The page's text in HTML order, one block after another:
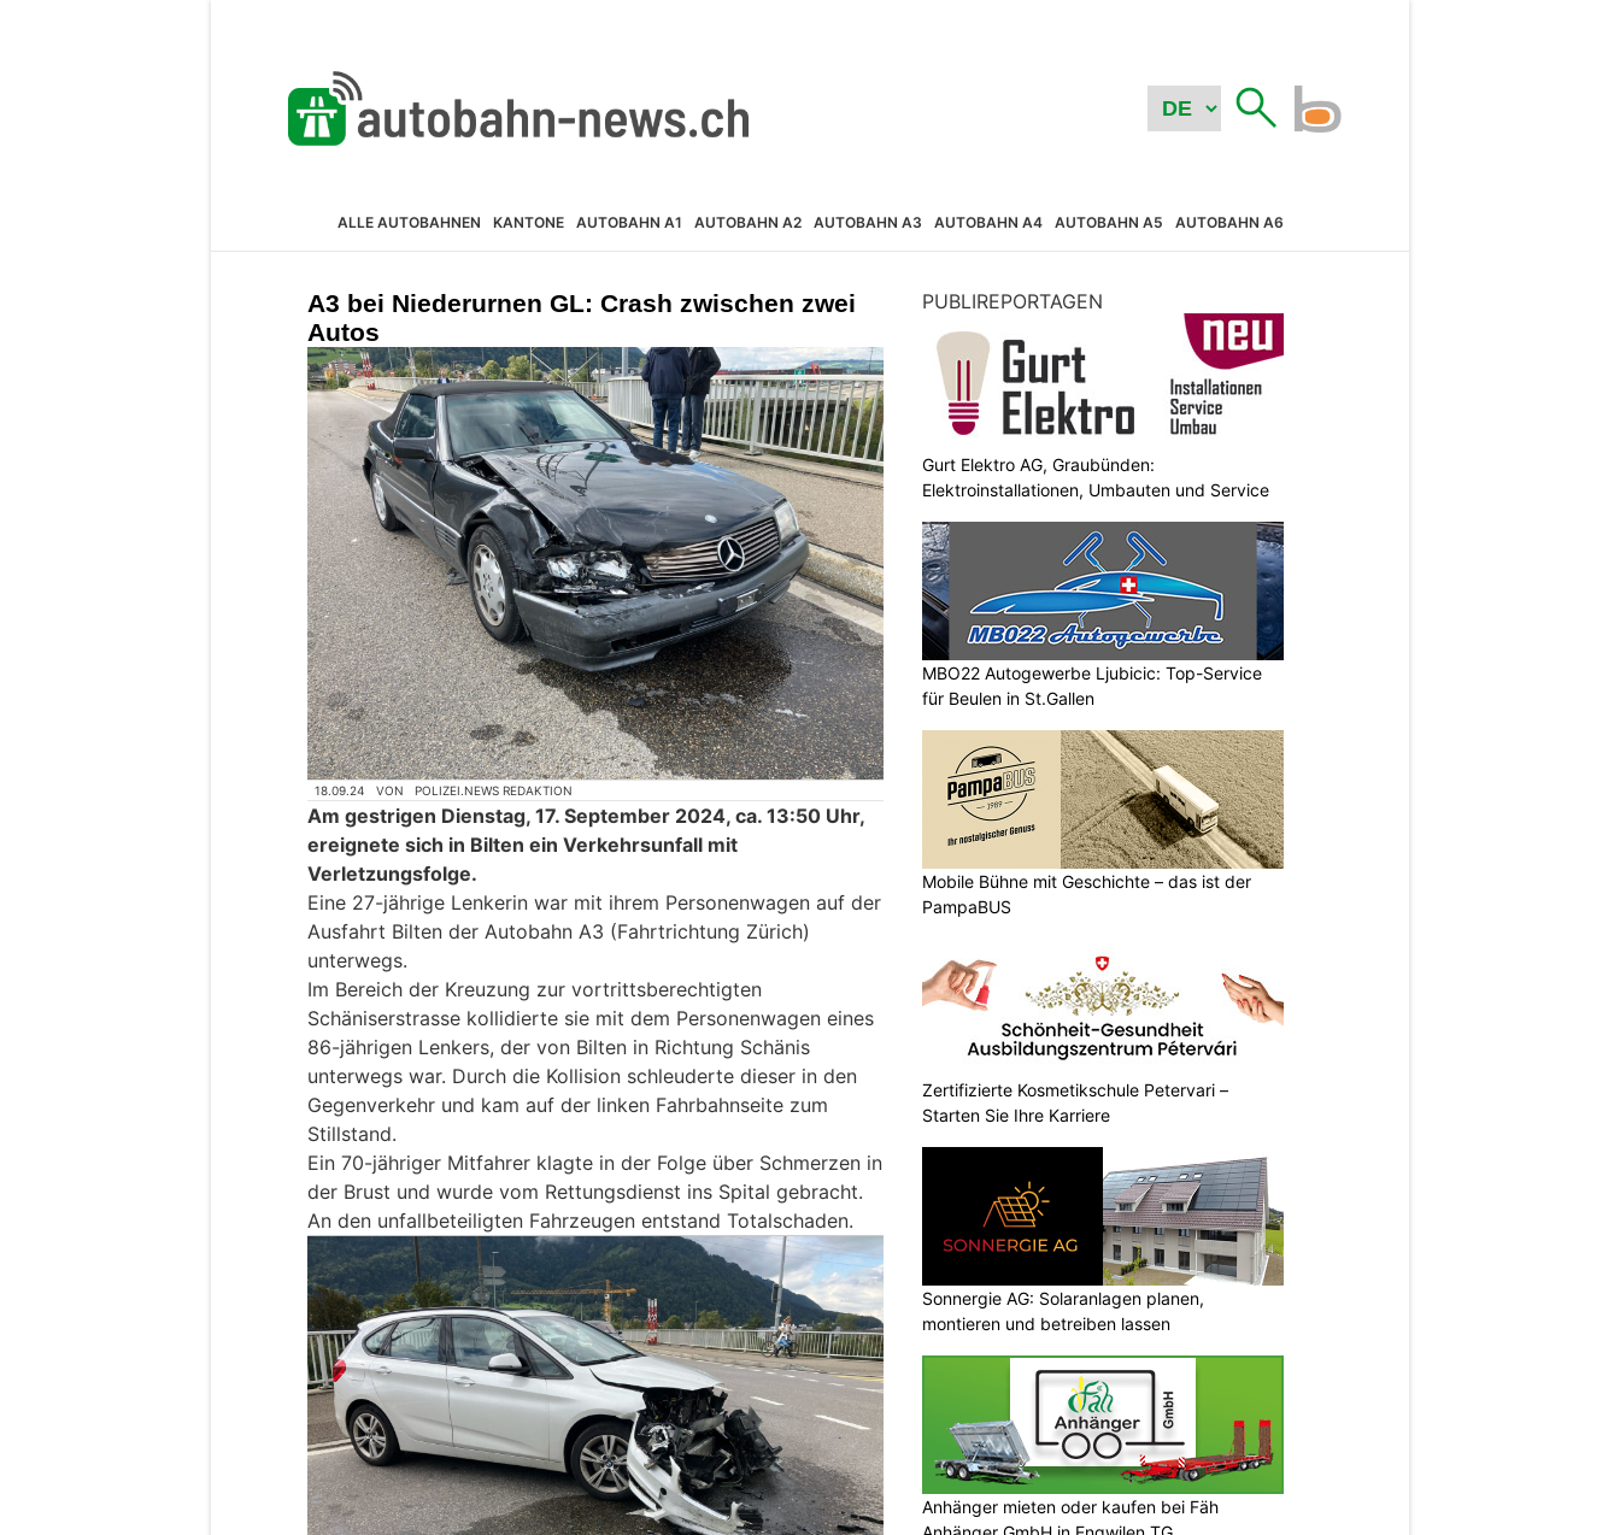
ALLE AUTOBAHNEN KANTONE AUTOBAHN A1 AUTOBAHN A2 AUTOBAHN A3 AUTOBAHN A4 AUTOBAHN A5 AUTOBAHN A6
A3 bei Niederurnen GL: Crash zwischen zwei
Autos
18.09.24 VON POLIZEI.NEWS REDAKTION
Am gestrigen Dienstag, 17. September 2024, ca. 13:50 Uhr,
ereignete sich in Bilten ein Verkehrsunfall mit
Verletzungsfolge.
Eine 27-jährige Lenkerin war mit ihrem Personenwagen auf der
Ausfahrt Bilten der Autobahn A3 (Fahrtrichtung Zürich)
unterwegs.
Im Bereich der Kreuzung zur vortrittsberechtigten
Schäniserstrasse kollidierte sie mit dem Personenwagen eines
86-jährigen Lenkers, der von Bilten in Richtung Schänis
unterwegs war. Durch die Kollision schleuderte dieser in den
Gegenverkehr und kam auf der linken Fahrbahnseite zum
Stillstand.
Ein 70-jähriger Mitfahrer klagte in der Folge über Schmerzen in
der Brust und wurde vom Rettungsdienst ins Spital gebracht.
An den unfallbeteiligten Fahrzeugen entstand Totalschaden.
PUBLIREPORTAGEN
Gurt Elektro AG, Graubünden:
Elektroinstallationen, Umbauten und Service
MBO22 Autogewerbe Ljubicic: Top-Service
für Beulen in St.Gallen
Mobile Bühne mit Geschichte – das ist der
PampaBUS
Zertifizierte Kosmetikschule Petervari –
Starten Sie Ihre Karriere
Sonnergie AG: Solaranlagen planen,
montieren und betreiben lassen
Anhänger mieten oder kaufen bei Fäh